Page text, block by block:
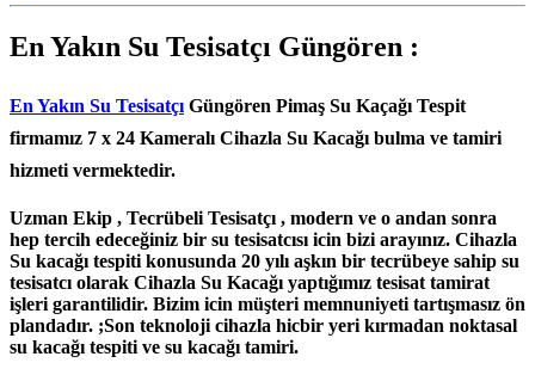
En Yakın Su Tesisatçı Güngören :
En Yakın Su Tesisatçı Güngören Pimaş Su Kaçağı Tespit
firmamız 7 x 24 Kameralı Cihazla Su Kacağı bulma ve tamiri
hizmeti vermektedir.
Uzman Ekip , Tecrübeli Tesisatçı , modern ve o andan sonra
hep tercih edeceğiniz bir su tesisatcısı icin bizi arayınız. Cihazla
Su kacağı tespiti konusunda 20 yılı aşkın bir tecrübeye sahip su
tesisatcı olarak Cihazla Su Kacağı yaptığımız tesisat tamirat
işleri garantilidir. Bizim icin müşteri memnuniyeti tartışmasız ön
plandadır. ;Son teknoloji cihazla hicbir yeri kırmadan noktasal
su kacağı tespiti ve su kacağı tamiri.